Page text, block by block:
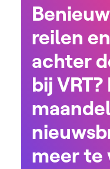
reilen
achter
bij
meer te